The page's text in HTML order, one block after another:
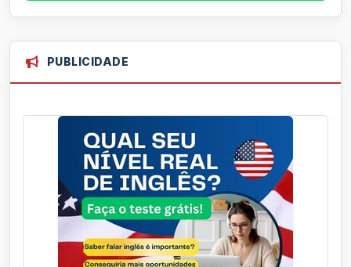
PUBLICIDADE